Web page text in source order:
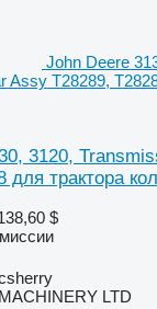
John Deere
Assy T28289,
3120,
трактора
$
LTD